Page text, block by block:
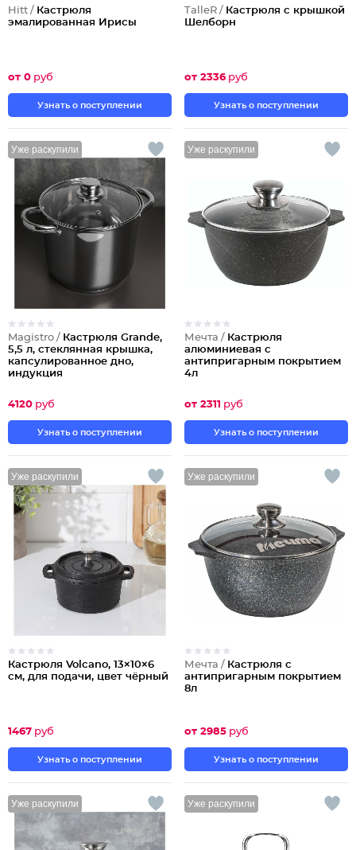
Hitt / Кастрюля
эмалированная Ирисы
от 0 руб
Узнать о поступлении
TalleR / Кастрюля с крышкой
Шелборн
от 2336 руб
Узнать о поступлении
Уже раскупили
Magistro / Кастрюля Grande,
5,5 л, стеклянная крышка,
капсулированное дно,
индукция
4120 руб
Узнать о поступлении
Уже раскупили
Мечта / Кастрюля
алюминиевая с
антипригарным покрытием
4л
от 2311 руб
Узнать о поступлении
Уже раскупили
Кастрюля Volcano, 13×10×6
см, для подачи, цвет чёрный
1467 руб
Узнать о поступлении
Уже раскупили
Мечта / Кастрюля с
антипригарным покрытием
8л
от 2985 руб
Узнать о поступлении
Уже раскупили Уже раскупили